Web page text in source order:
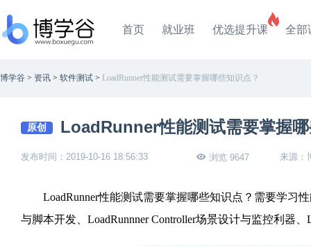
首页 就业班 优选提升课 全部
博学谷 > 资讯 > 软件测试 > LoadRunner性能测试需要掌握哪些知识点？
原创 LoadRunner性能测试需要掌握
发布时间：2019-10-16 18:56:33 浏览 9647 来源：
LoadRunner性能测试需要掌握哪些知识点？需要学习
与脚本开发、LoadRunnner Controller场景设计与监控利器